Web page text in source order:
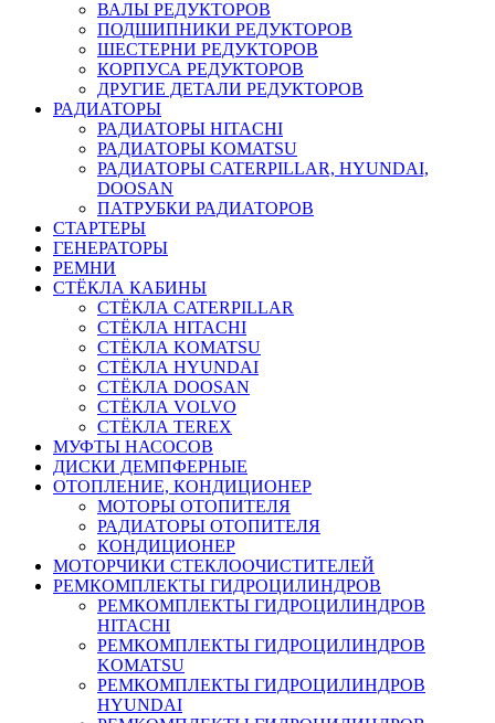
ВАЛЫ РЕДУКТОРОВ
ПОДШИПНИКИ РЕДУКТОРОВ
ШЕСТЕРНИ РЕДУКТОРОВ
КОРПУСА РЕДУКТОРОВ
ДРУГИЕ ДЕТАЛИ РЕДУКТОРОВ
РАДИАТОРЫ
РАДИАТОРЫ HITACHI
РАДИАТОРЫ KOMATSU
РАДИАТОРЫ CATERPILLAR, HYUNDAI,
DOOSAN
ПАТРУБКИ РАДИАТОРОВ
СТАРТЕРЫ
ГЕНЕРАТОРЫ
РЕМНИ
СТЁКЛА КАБИНЫ
СТЁКЛА CATERPILLAR
СТЁКЛА HITACHI
СТЁКЛА KOMATSU
СТЁКЛА HYUNDAI
СТЁКЛА DOOSAN
СТЁКЛА VOLVO
СТЁКЛА TEREX
МУФТЫ НАСОСОВ
ДИСКИ ДЕМПФЕРНЫЕ
ОТОПЛЕНИЕ, КОНДИЦИОНЕР
МОТОРЫ ОТОПИТЕЛЯ
РАДИАТОРЫ ОТОПИТЕЛЯ
КОНДИЦИОНЕР
МОТОРЧИКИ СТЕКЛООЧИСТИТЕЛЕЙ
РЕМКОМПЛЕКТЫ ГИДРОЦИЛИНДРОВ
РЕМКОМПЛЕКТЫ ГИДРОЦИЛИНДРОВ
HITACHI
РЕМКОМПЛЕКТЫ ГИДРОЦИЛИНДРОВ
KOMATSU
РЕМКОМПЛЕКТЫ ГИДРОЦИЛИНДРОВ
HYUNDAI